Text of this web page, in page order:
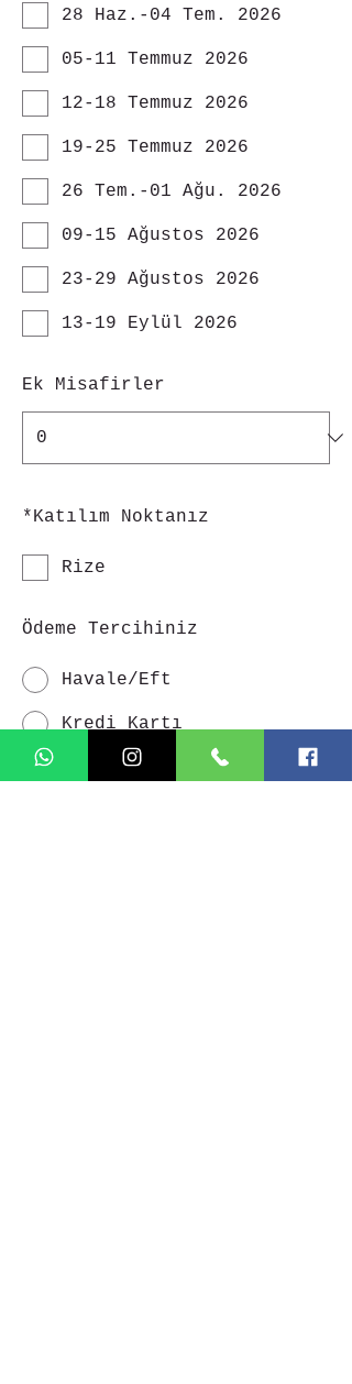
28 Haz.-04 Tem. 2026
05-11 Temmuz 2026
12-18 Temmuz 2026
19-25 Temmuz 2026
26 Tem.-01 Ağu. 2026
09-15 Ağustos 2026
23-29 Ağustos 2026
13-19 Eylül 2026
Ek Misafirler
*Katılım Noktanız
Rize
Ödeme Tercihiniz
Havale/Eft
Kredi Kartı
Eklemek istediğiniz bir şey